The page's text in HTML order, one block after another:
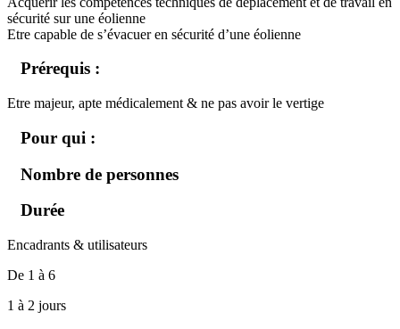
sécurité sur une éolienne
Etre capable de s’évacuer en sécurité d’une éolienne
Prérequis :
Etre majeur, apte médicalement & ne pas avoir le vertige
Pour qui :
Nombre de personnes
Durée
Encadrants & utilisateurs
De 1 à 6
1 à 2 jours